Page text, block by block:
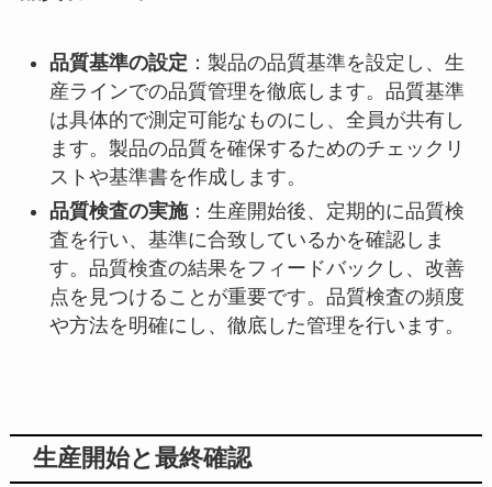
品質基準の設定 ：製品の品質基準を設定し、生
産ラインでの品質管理を徹底します。品質基準
は具体的で測定可能なものにし、全員が共有し
ます。製品の品質を確保するためのチェックリ
ストや基準書を作成します。
品質検査の実施：生産開始後、定期的に品質検
査を行い、基準に合致しているかを確認しま
す。品質検査の結果をフィードバックし、改善
点を見つけることが重要です。品質検査の頻度
や方法を明確にし、徹底した管理を行います。
生産開始と最終確認